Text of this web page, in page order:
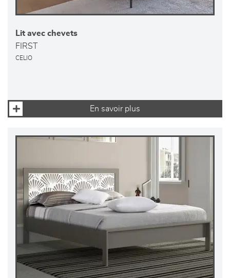
Lit avec chevets
FIRST
CELIO
En savoir plus